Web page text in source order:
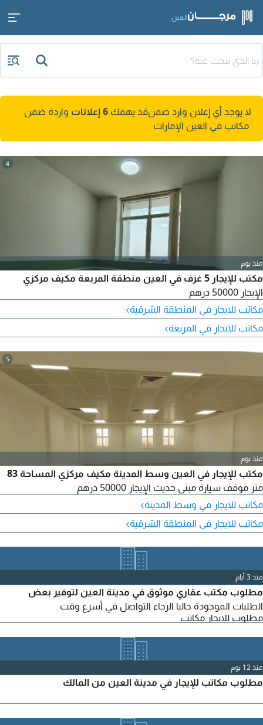
العين
لا يوجد أي إعلان وارد ضمنقد يهمك 6 إعلانات
واردة ضمن
مكاتب في العين الإمارات
4
منذ يوم
مكتب للإيجار 5 غرف في العين منطقة المربعة مكيف مركزي
الإيجار 50000 درهم
مكاتب للايجار في المنطقة الشرقية›
مكاتب للايجار في المربعة›
5
منذ يوم
مكتب للإيجار في العين وسط المدينة مكيف مركزي المساحة 83
متر موقف سيارة مبنى حديث الإيجار 50000 درهم
مكاتب للايجار في وسط المدينة›
مكاتب للايجار في المنطقة الشرقية›
منذ 3 أيام
مطلوب مكتب عقاري موثوق في مدينة العين لتوفير بعض
الطلبات الموجودة حاليا الرجاء التواصل في أسرع وقت
مطلوب للايجار مكاتب
منذ 12 يوم
مطلوب مكاتب للإيجار في مدينة العين من المالك